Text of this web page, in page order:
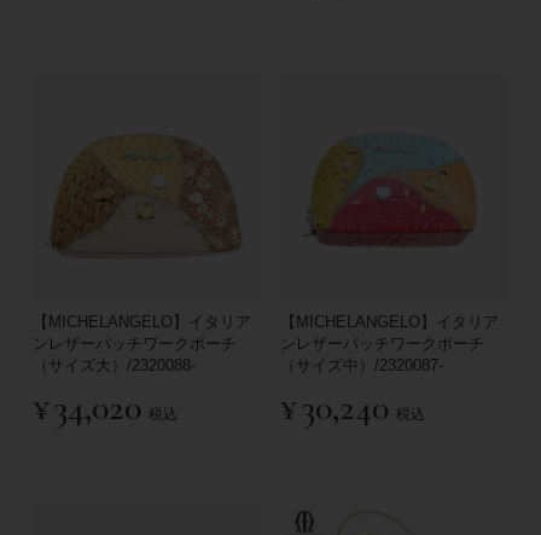
【MICHELANGELO】イタリア
ンレザーパッチワークポーチ
（サイズ大）/2320088-
¥34,020 税込
【MICHELANGELO】イタリア
ンレザーパッチワークポーチ
（サイズ中）/2320087-
¥30,240 税込